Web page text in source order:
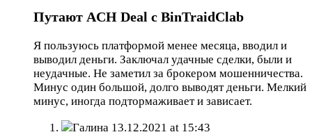
Путают ACH Deal c BinTraidClab
Я пользуюсь платформой менее месяца, вводил и
выводил деньги. Заключал удачные сделки, были и
неудачные. Не заметил за брокером мошенничества.
Минус один большой, долго выводят деньги. Мелкий
минус, иногда подтормаживает и зависает.
Галина 13.12.2021 at 15:43